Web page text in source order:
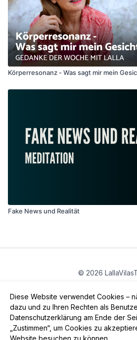
Diese Website verwendet Cookies –
dazu und zu Ihren Rechten als
Datenschutzerklärung am Ende der
„Zustimmen“, um Cookies zu
Website besuchen zu können.
Körperresonanz - Was sagt mir mein
Fake News und Realität
© 2026
App holen ->